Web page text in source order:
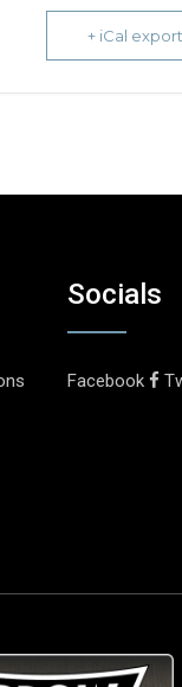
+ iCal export
Socials
Facebook